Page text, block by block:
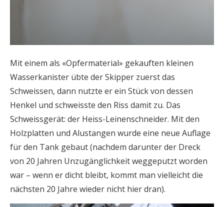
Mit einem als «Opfermaterial» gekauften kleinen
Wasserkanister übte der Skipper zuerst das
Schweissen, dann nutzte er ein Stück von dessen
Henkel und schweisste den Riss damit zu. Das
Schweissgerät: der Heiss-Leinenschneider. Mit den
Holzplatten und Alustangen wurde eine neue Auflage
für den Tank gebaut (nachdem darunter der Dreck
von 20 Jahren Unzugänglichkeit weggeputzt worden
war – wenn er dicht bleibt, kommt man vielleicht die
nächsten 20 Jahre wieder nicht hier dran).